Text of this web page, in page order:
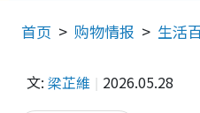
首页 购物情报 生活
文: 梁芷維 2026.05.28